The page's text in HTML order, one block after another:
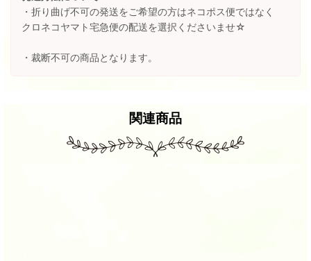
・折り曲げ不可の発送をご希望の方はネコポス便ではなく
クロネコヤマト宅急便の配送を選択くださいませ☆
・裁断不可の商品となります。
関連商品